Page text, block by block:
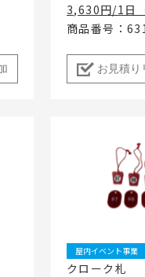
3,630円/1日
商品番号：
お見積り
屋内イベント事業
クローク札